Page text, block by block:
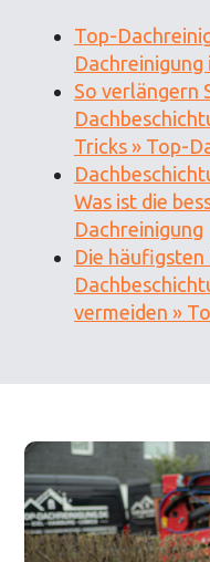
Top-
Dachreinigung
So verlängern
Tricks » Top-
Was ist die
Dachreinigung
Die häufigsten
vermeiden »